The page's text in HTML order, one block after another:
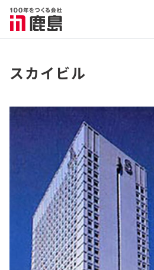
スカイビル